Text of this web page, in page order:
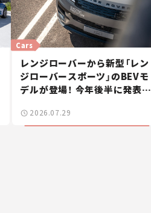
Cars
レンジローバーから新型「レン
ジローバースポーツ」のBEVモ
デルが登場！ 今年後半に発表へ
2026.07.29